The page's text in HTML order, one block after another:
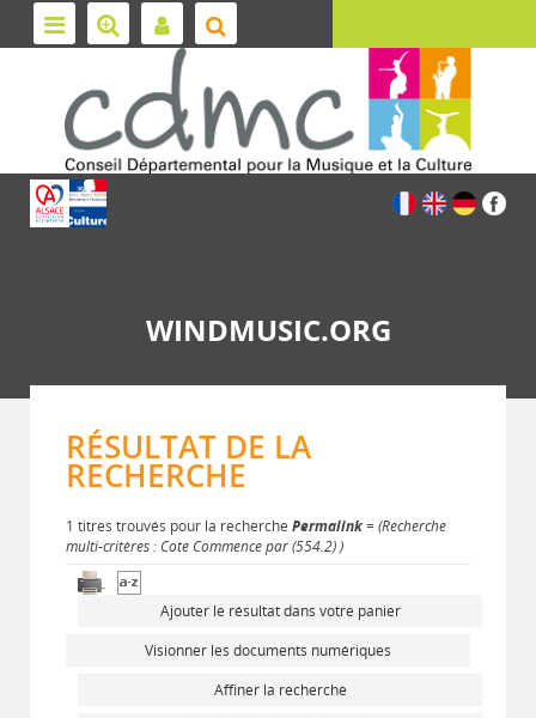
WINDMUSIC.ORG
RÉSULTAT DE LA
RECHERCHE
1 titres trouvés pour la recherche Permalink= (Recherche
multi-critères : Cote Commence par (554.2) )
Ajouter le résultat dans votre panier
Visionner les documents numériques
Affiner la recherche